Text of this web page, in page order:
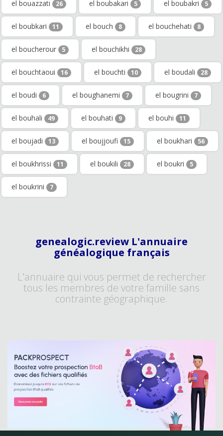
el bouazzati 26 el boubakari 5 el boubakri 5
el boubkari 11 el bouch 8 el bouchehati 8
el boucherour 5 el bouchikhi 28
el bouchtaoui 16 el bouchti 10 el boudali 28
el boudi 6 el boughanemi 7 el bougrini 7
el bouhali 49 el bouhati 9 el bouhi 11
el boujadi 13 el boujjoufi 15 el boukhari 56
el boukhrissi 11 el boukili 28 el boukri 5
el boukrini 7
genealogic.review L'annuaire
généalogique français
L'annuaire qui vous permet de rechercher
tous les membres de votre famille sans
contrainte géographique.